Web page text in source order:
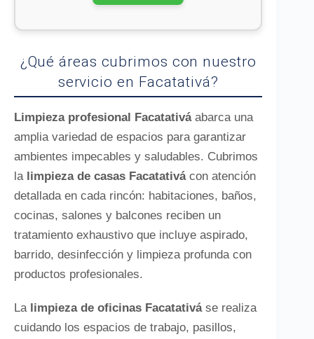
¿Qué áreas cubrimos con nuestro
servicio en Facatativá?
Limpieza profesional Facatativáabarca una
amplia variedad de espacios para garantizar
ambientes impecables y saludables. Cubrimos
la limpieza de casas Facatativácon atención
detallada en cada rincón: habitaciones, baños,
cocinas, salones y balcones reciben un
tratamiento exhaustivo que incluye aspirado,
barrido, desinfección y limpieza profunda con
productos profesionales.
La limpieza de oficinas Facatativáse realiza
cuidando los espacios de trabajo, pasillos,